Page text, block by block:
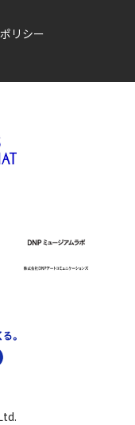
リシー